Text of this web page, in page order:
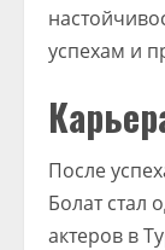
успехам и
После
Болат стал
актеров в